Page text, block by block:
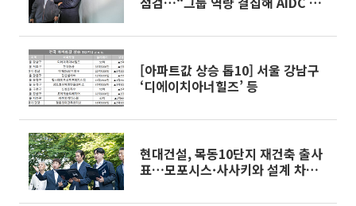
[아파트값 상승 톱10] 서울 강남구
‘디에이치아너힐즈’ 등
현대건설, 목동10단지 재건축 출사
표…모포시스·사사키와 설계 차별